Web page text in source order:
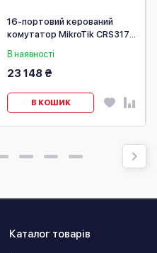
16-портовий керований
комутатор MikroTik CRS317-
В наявності
23 148 ₴
В КОШИК
Каталог товарів